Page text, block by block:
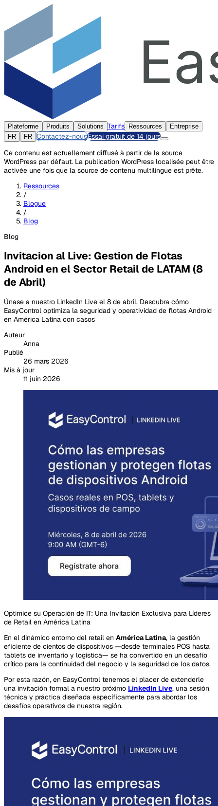
Plateforme Produits Solutions Tarifs Ressources
Entreprise
FR
FR Contactez-nousEssai gratuit de 14 jours
Ce contenu est actuellement diffusé à partir de la source
WordPress par défaut. La publication WordPress localisée peut être
activée une fois que la source de contenu multilingue est prête.
Ressources
/
Blogue
/
Blog
Blog
Invitacion al Live: Gestion de Flotas
Android en el Sector Retail de LATAM (8
de Abril)
Únase a nuestro LinkedIn Live el 8 de abril. Descubra cómo
EasyControl optimiza la seguridad y operatividad de flotas Android
en América Latina con casos
Auteur
Anna
Publié
26 mars 2026
Mis à jour
11 juin 2026
Optimice su Operación de IT: Una Invitación Exclusiva para Líderes
de Retail en América Latina
En el dinámico entorno del retail en América Latina, la gestión
eficiente de cientos de dispositivos —desde terminales POS hasta
tablets de inventario y logística— se ha convertido en un desafío
crítico para la continuidad del negocio y la seguridad de los datos.
Por esta razón, en EasyControl tenemos el placer de extenderle
una invitación formal a nuestro próximo LinkedIn Live, una sesión
técnica y práctica diseñada específicamente para abordar los
desafíos operativos de nuestra región.